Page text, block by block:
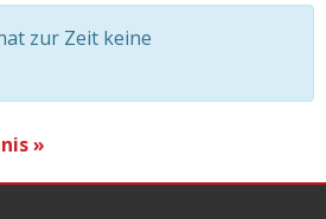
zur Zeit keine
»